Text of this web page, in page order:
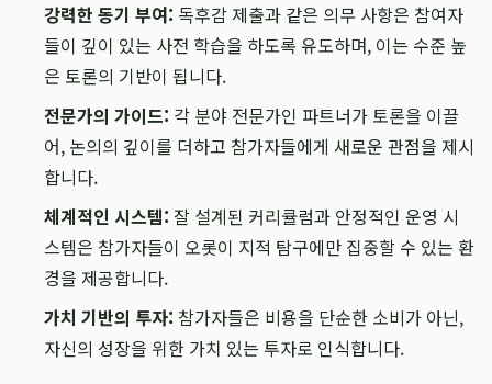
강력한 동기 부여: 독후감 제출과 같은 의무 사항은 참여자
들이 깊이 있는 사전 학습을 하도록 유도하며, 이는 수준 높
은 토론의 기반이 됩니다.
전문가의 가이드: 각 분야 전문가인 파트너가 토론을 이끌
어, 논의의 깊이를 더하고 참가자들에게 새로운 관점을 제시
합니다.
체계적인 시스템: 잘 설계된 커리큘럼과 안정적인 운영 시
스템은 참가자들이 오롯이 지적 탐구에만 집중할 수 있는 환
경을 제공합니다.
가치 기반의 투자: 참가자들은 비용을 단순한 소비가 아닌,
자신의 성장을 위한 가치 있는 투자로 인식합니다.